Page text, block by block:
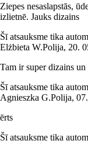
Ziepes nesaslapstās,
izlietnē. Jauks dizains
Šī atsauksme tika
Elżbieta W.Polija, 20.
Tam ir super dizains
Šī atsauksme tika
Agnieszka G.Polija,
ērts
Šī atsauksme tika